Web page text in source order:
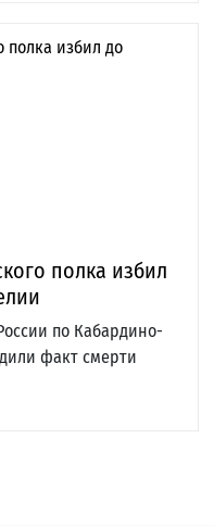
полка избил
по Кабардино-
факт смерти